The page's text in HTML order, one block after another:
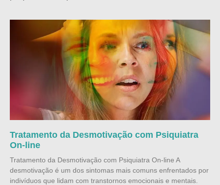
Tratamento da Desmotivação com Psiquiatra
On-line
Tratamento da Desmotivação com Psiquiatra On-line A
desmotivação é um dos sintomas mais comuns enfrentados por
indivíduos que lidam com transtornos emocionais e mentais.